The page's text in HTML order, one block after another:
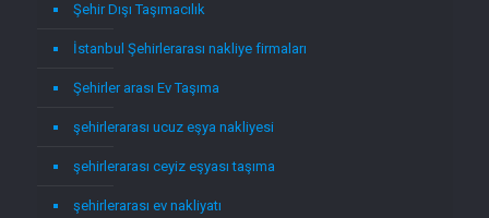
Şehir Dışı Taşımacılık
İstanbul Şehirlerarası nakliye firmaları
Şehirler arası Ev Taşıma
şehirlerarası ucuz eşya nakliyesi
şehirlerarası ceyiz eşyası taşıma
şehirlerarası ev nakliyatı